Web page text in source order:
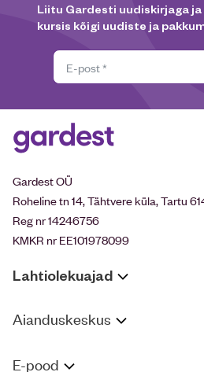
Liitu Gardesti uudiskirjaga ja
kursis kõigi uudiste ja
Gardest OÜ
Roheline tn 14, Tähtvere küla, Tartu
Reg nr 14246756
KMKR nr EE101978099
Lahtiolekuajad
Aianduskeskus
E-pood